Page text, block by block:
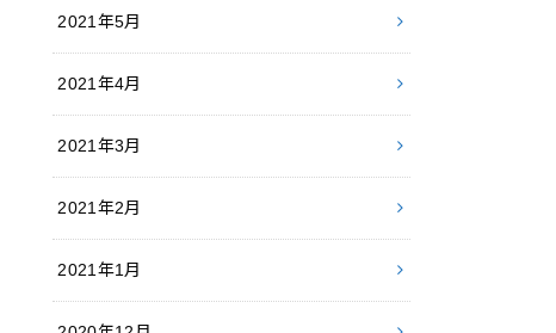
2021年5月
2021年4月
2021年3月
2021年2月
2021年1月